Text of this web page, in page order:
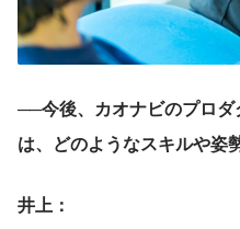
──今後、カオナビのプロ
は、どのようなスキルや姿
井上：